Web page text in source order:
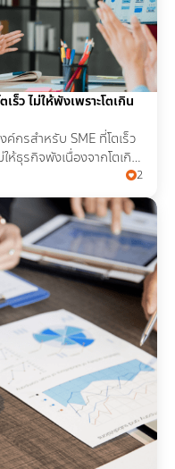
กรสำหรับ SME ที่โตเร็ว
ห้ธุรกิจพังเนื่องจากโตเกิน
2